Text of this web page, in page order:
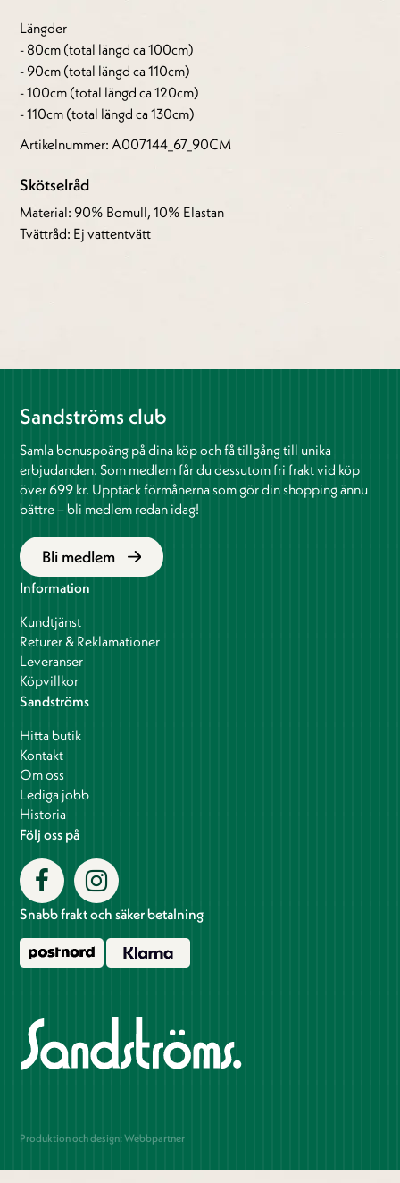
Längder
- 80cm (total längd ca 100cm)
- 90cm (total längd ca 110cm)
- 100cm (total längd ca 120cm)
- 110cm (total längd ca 130cm)
Artikelnummer: A007144_67_90CM
Skötselråd
Material: 90% Bomull, 10% Elastan
Tvättråd: Ej vattentvätt
Sandströms club
Samla bonuspoäng på dina köp och få tillgång till unika
erbjudanden. Som medlem får du dessutom fri frakt vid köp
över 699 kr. Upptäck förmånerna som gör din shopping ännu
bättre – bli medlem redan idag!
Bli medlem
Information
Kundtjänst
Returer & Reklamationer
Leveranser
Köpvillkor
Sandströms
Hitta butik
Kontakt
Om oss
Lediga jobb
Historia
Följ oss på
Snabb frakt och säker betalning
Produktion och design: Webbpartner